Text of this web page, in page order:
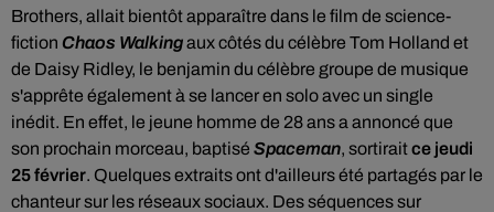
Brothers, allait bientôt apparaître dans le film de science-
fiction Chaos Walkingaux côtés du célèbre Tom Holland et
de Daisy Ridley, le benjamin du célèbre groupe de musique
s'apprête également à se lancer en solo avec un single
inédit. En effet, le jeune homme de 28 ans a annoncé que
son prochain morceau, baptisé Spaceman, sortiraitce jeudi
25 février. Quelques extraits ont d'ailleurs été partagés par le
chanteur sur les réseaux sociaux. Des séquences sur